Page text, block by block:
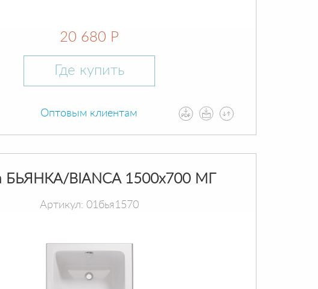
20 680 Р
Где купить
Оптовым клиентам
БЬЯНКА/BIANCA 1500х700 МГ
Артикул: 01бья1570